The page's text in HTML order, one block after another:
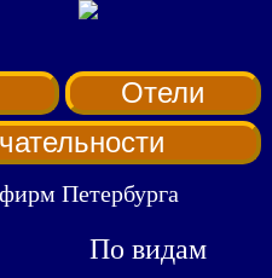
Отели
Петербурга
По видам